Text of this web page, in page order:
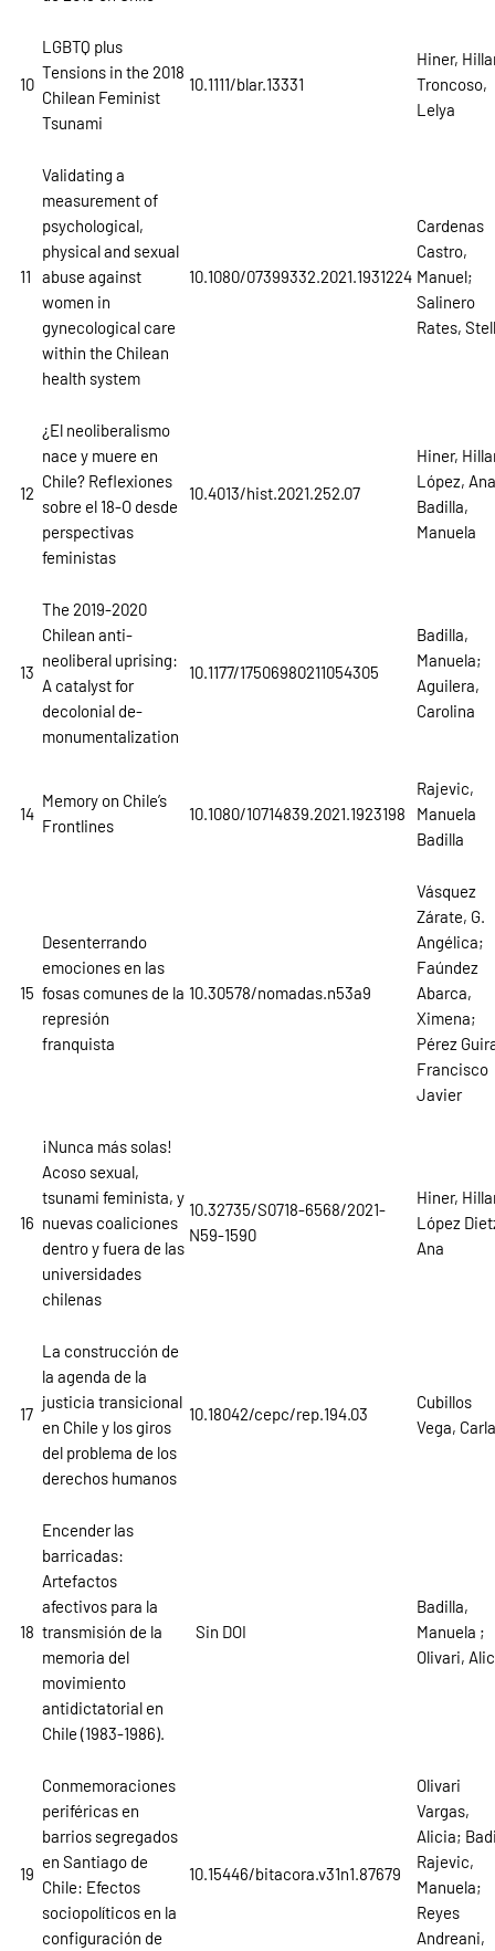
10
LGBTQ plus
Tensions in the 2018
Chilean Feminist
Tsunami
10.1111/blar.13331
Hiner,
Troncoso,
Lelya
11
Validating a
measurement of
psychological,
physical and sexual
abuse against
women in
gynecological care
within the Chilean
health system
10.1080/07399332.2021.1931224
Cardenas
Castro,
Manuel;
Salinero
Rates,
12
¿El neoliberalismo
nace y muere en
Chile? Reflexiones
sobre el 18-O desde
perspectivas
feministas
10.4013/hist.2021.252.07
Hiner,
López,
Badilla,
Manuela
13
The 2019-2020
Chilean anti-
neoliberal uprising:
A catalyst for
decolonial de-
monumentalization
10.1177/17506980211054305
Badilla,
Manuela;
Aguilera,
Carolina
14
Memory on Chile’s
Frontlines
10.1080/10714839.2021.1923198
Rajevic,
Manuela
Badilla
15
Desenterrando
emociones en las
fosas comunes de la
represión
franquista
10.30578/nomadas.n53a9
Vásquez
Zárate, G.
Angélica;
Faúndez
Abarca,
Ximena;
Pérez
Francisco
Javier
16
¡Nunca más solas!
Acoso sexual,
tsunami feminista, y
nuevas coaliciones
dentro y fuera de las
universidades
chilenas
10.32735/S0718-6568/2021-
N59-1590
Hiner,
López
Ana
17
La construcción de
la agenda de la
justicia transicional
en Chile y los giros
del problema de los
derechos humanos
10.18042/cepc/rep.194.03
Cubillos
Vega, Carla
18
Encender las
barricadas:
Artefactos
afectivos para la
transmisión de la
memoria del
movimiento
antidictatorial en
Chile (1983-1986).
Sin DOI
Badilla,
Manuela ;
Olivari,
19
Conmemoraciones
periféricas en
barrios segregados
en Santiago de
Chile: Efectos
sociopolíticos en la
configuración de
10.15446/bitacora.v31n1.87679
Olivari
Vargas,
Alicia;
Rajevic,
Manuela;
Reyes
Andreani,